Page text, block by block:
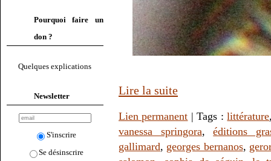
Pourquoi faire un
don ?
Quelques explications
Newsletter
S'inscrire
Se désinscrire
Lire la suite
Lien permanent | Tags :littérature
vanessa springora,éditions
gallimard, georges bernanos,